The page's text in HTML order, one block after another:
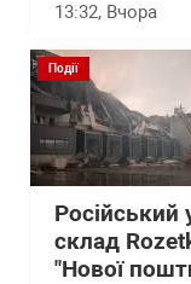
13:32, Вчора
Події
склад
"Нової